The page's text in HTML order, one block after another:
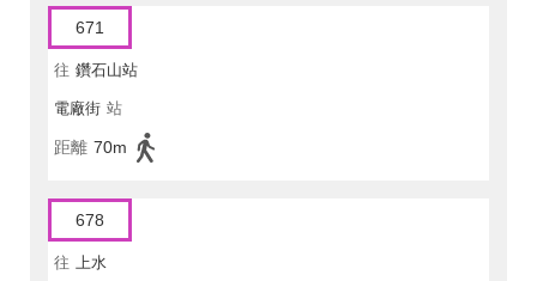
671
往 鑽石山站
電廠街 站
距離 70m
678
往 上水